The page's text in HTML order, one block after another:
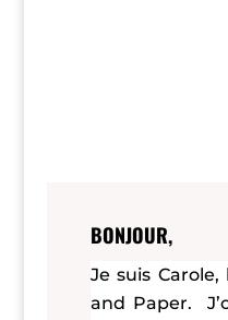
BONJOUR,
Je suis
and Paper.